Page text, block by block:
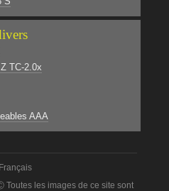
TC-2.0x
AAA
Français
Toutes les images de ce site sont